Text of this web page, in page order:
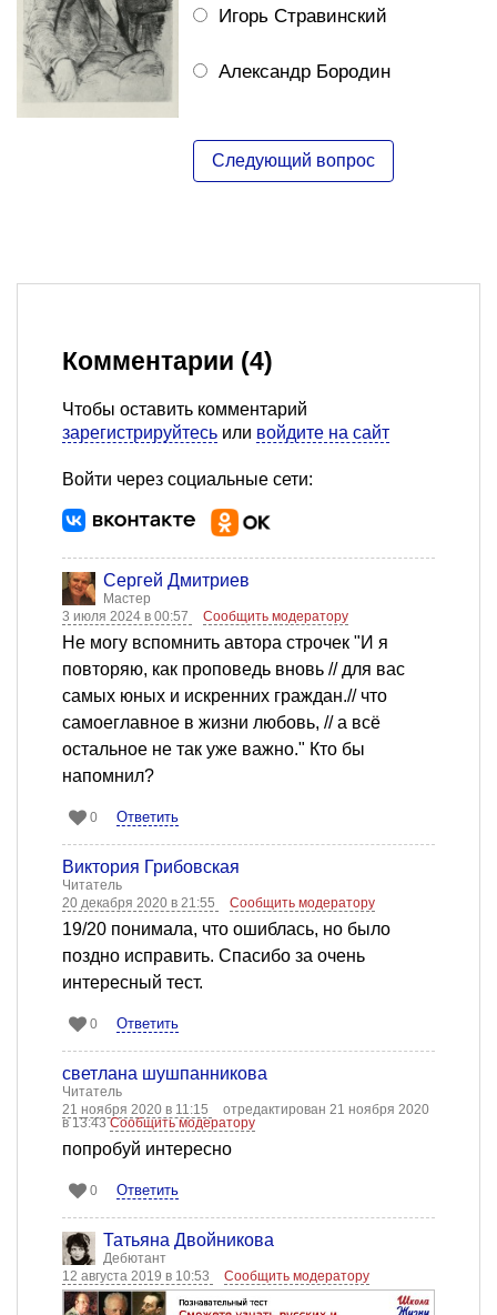
Игорь Стравинский
Александр Бородин
Комментарии (4)
Чтобы оставить комментарий
зарегистрируйтесь или войдите на сайт
Войти через социальные сети:
Сергей Дмитриев
Мастер
3 июля 2024 в 00:57
Сообщить модератору
Не могу вспомнить автора строчек "И я
повторяю, как проповедь вновь // для вас
самых юных и искренних граждан.// что
самоеглавное в жизни любовь, // а всё
остальное не так уже важно." Кто бы
напомнил?
0 Ответить
Виктория Грибовская
Читатель
20 декабря 2020 в 21:55
Сообщить модератору
19/20 понимала, что ошиблась, но было
поздно исправить. Спасибо за очень
интересный тест.
0 Ответить
светлана шушпанникова
Читатель
21 ноября 2020 в 11:15
отредактирован 21 ноября 2020
в 13:43Сообщить модератору
попробуй интересно
0 Ответить
Татьяна Двойникова
Дебютант
12 августа 2019 в 10:53
Сообщить модератору